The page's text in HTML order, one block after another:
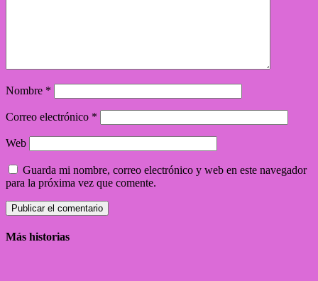
Nombre *
Correo electrónico *
Web
Guarda mi nombre, correo electrónico y web en este navegador
para la próxima vez que comente.
Más historias